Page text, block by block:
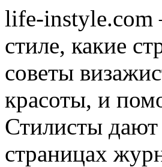
life-instyle.com
стиле, какие
советы
красоты, и
Стилисты
страницах